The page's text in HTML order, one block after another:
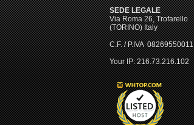
SEDE LEGALE
Via Roma 26, Trofarello
(TORINO) Italy
C.F. / P.IVA 08269550011
Your IP: 216.73.216.102